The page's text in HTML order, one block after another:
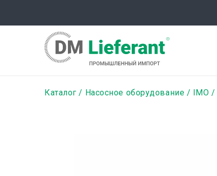
содержанию
Строка
Каталог Насосное оборудование IMO